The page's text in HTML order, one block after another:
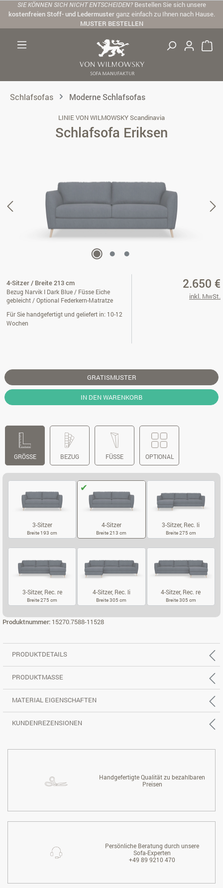
Zum Hauptinhalt springen
SIE KÖNNEN SICH NICHT ENTSCHEIDEN? Bestellen Sie sich unsere
kostenfreien Stoff- und Ledermusterganz einfach zu Ihnen nach Hause.
MUSTER BESTELLEN
Schlafsofas Moderne Schlafsofas
LINIE VON WILMOWSKY Scandinavia
Schlafsofa Eriksen
4-Sitzer / Breite 213 cm
Bezug Narvik I Dark Blue / Füsse Eiche
gebleicht / Optional Federkern-Matratze
Für Sie handgefertigt und geliefert in: 10-12
Wochen
2.650 €
inkl. MwSt.
GRATISMUSTER
IN DEN WARENKORB
GRÖSSE BEZUG FÜSSE OPTIONAL
3-Sitzer
Breite 193 cm
4-Sitzer
Breite 213 cm
3-Sitzer, Rec. li
Breite 275 cm
3-Sitzer, Rec. re
Breite 275 cm
4-Sitzer, Rec. li
Breite 305 cm
4-Sitzer, Rec. re
Breite 305 cm
Produktnummer: 15270.7588-11528
PRODUKTDETAILS
PRODUKTMASSE
MATERIAL EIGENSCHAFTEN
KUNDENREZENSIONEN
Handgefertigte Qualität zu bezahlbaren
Preisen
Persönliche Beratung durch unsere
Sofa-Experten
+49 89 9210 470